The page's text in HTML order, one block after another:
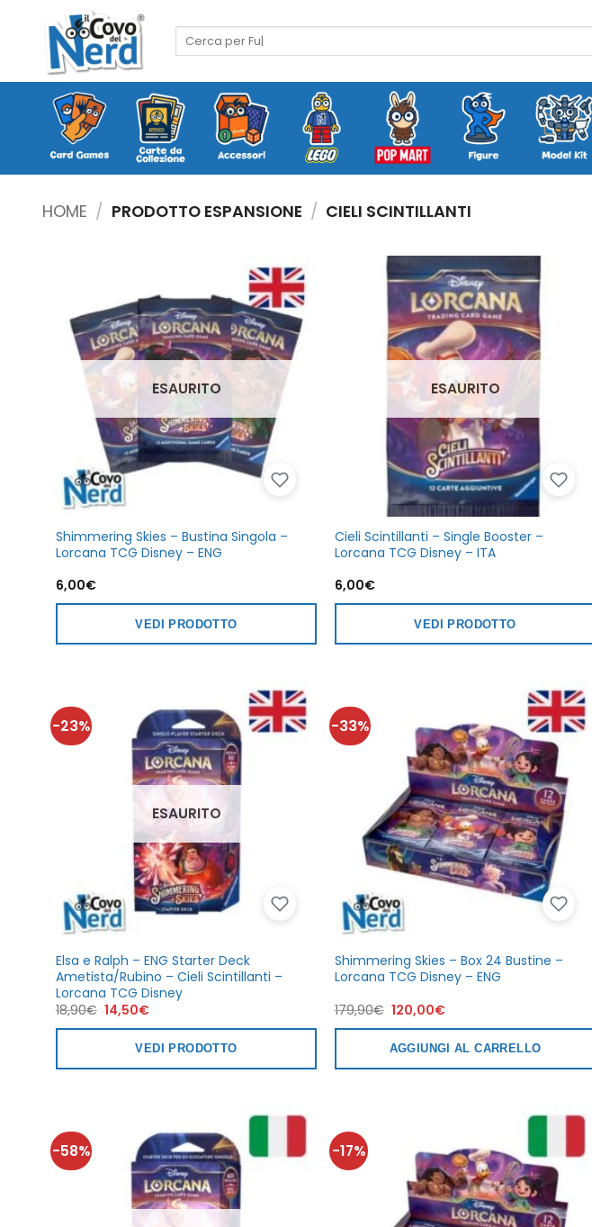
contenuti
Cerca:
HOME / PRODOTTO ESPANSIONE / CIELI SCINTILLANTI
ESAURITO
Shimmering Skies – Bustina Singola –
Lorcana TCG Disney – ENG
6,00€
VEDI PRODOTTO
ESAURITO
Cieli Scintillanti – Single Booster –
Lorcana TCG Disney – ITA
6,00€
VEDI PRODOTTO
-23%
ESAURITO
Elsa e Ralph – ENG Starter Deck
Ametista/Rubino – Cieli Scintillanti –
Lorcana TCG Disney
18,90€ Il
prezzo
originale
18,90€.
14,50€Il
attuale
è:
14,50€.
VEDI PRODOTTO
-33%
Shimmering Skies – Box 24 Bustine –
Lorcana TCG Disney – ENG
179,90€ Il
prezzo
originale
era:
179,90€.
120,00€Il
attuale
è:
120,00€.
AGGIUNGI AL CARRELLO
-58% -17%